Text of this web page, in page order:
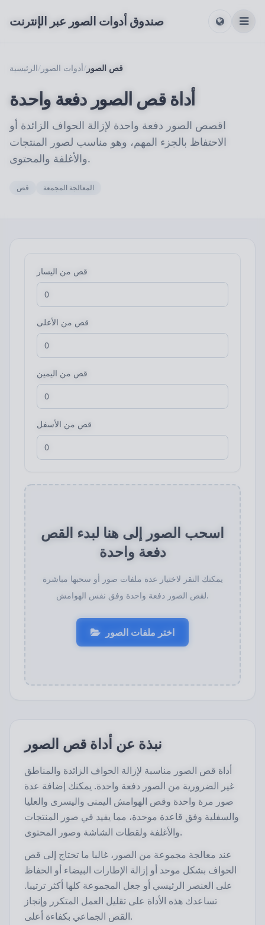
صندوق أدوات الصور عبر الإنترنت
الرئيسية/ أدوات الصور/ قص الصور
أداة قص الصور دفعة واحدة
اقصص الصور دفعة واحدة لإزالة الحواف الزائدة أو
الاحتفاظ بالجزء المهم، وهو مناسب لصور المنتجات
والأغلفة والمحتوى.
قص المعالجة المجمعة
قص من اليسار
قص من الأعلى
قص من اليمين
قص من الأسفل
اسحب الصور إلى هنا لبدء القص
دفعة واحدة
يمكنك النقر لاختيار عدة ملفات صور أو سحبها مباشرة
لقص الصور دفعة واحدة وفق نفس الهوامش.
اختر ملفات الصور
نبذة عن أداة قص الصور
أداة قص الصور مناسبة لإزالة الحواف الزائدة والمناطق
غير الضرورية من الصور دفعة واحدة. يمكنك إضافة عدة
صور مرة واحدة وقص الهوامش اليمنى واليسرى والعليا
والسفلية وفق قاعدة موحدة، مما يفيد في صور المنتجات
والأغلفة ولقطات الشاشة وصور المحتوى.
عند معالجة مجموعة من الصور، غالبا ما تحتاج إلى قص
الحواف بشكل موحد أو إزالة الإطارات البيضاء أو الحفاظ
على العنصر الرئيسي أو جعل المجموعة كلها أكثر ترتيبا.
تساعدك هذه الأداة على تقليل العمل المتكرر وإنجاز
القص الجماعي بكفاءة أعلى.